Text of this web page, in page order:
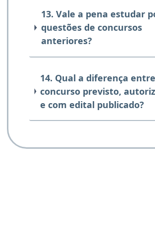
13. Vale a pena estudar
questões de concursos
anteriores?
14. Qual a diferença entre
concurso previsto,
e com edital publicado?